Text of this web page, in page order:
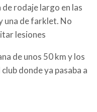
de rodaje largo en las
una de farklet. No
lesiones
de unos 50 km y los
donde ya pasaba a